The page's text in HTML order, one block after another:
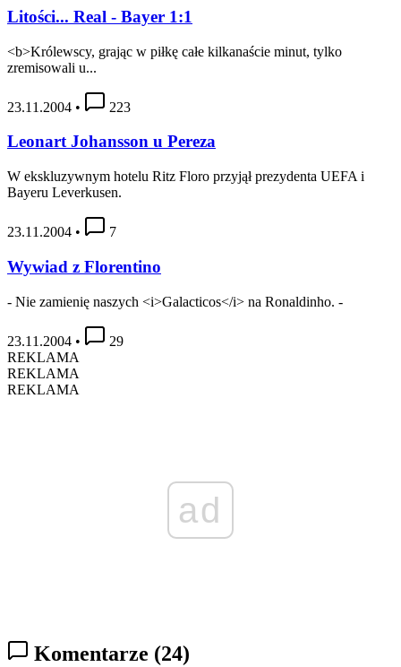
Litości... Real - Bayer 1:1
<b>Królewscy, grając w piłkę całe kilkanaście minut, tylko
zremisowali u...
23.11.2004 • 223
Leonart Johansson u Pereza
W ekskluzywnym hotelu Ritz Floro przyjął prezydenta UEFA i
Bayeru Leverkusen.
23.11.2004 • 7
Wywiad z Florentino
- Nie zamienię naszych <i>Galacticos</i> na Ronaldinho. -
23.11.2004 •
29
REKLAMA
REKLAMA
REKLAMA
ad
Komentarze (24)